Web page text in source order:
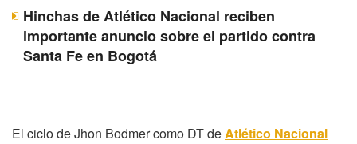
Hinchas de Atlético Nacional reciben
importante anuncio sobre el partido contra
Santa Fe en Bogotá
El ciclo de Jhon Bodmer como DT deAtlético Nacional